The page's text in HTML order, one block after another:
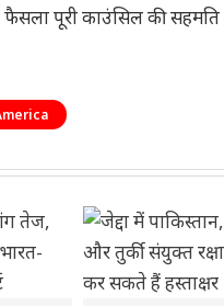
पूरी काउंसिल की सहमति